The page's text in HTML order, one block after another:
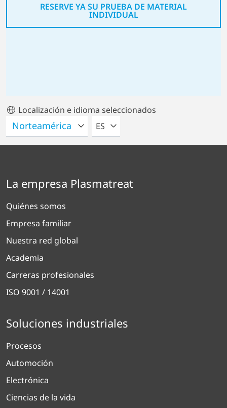
RESERVE YA SU PRUEBA DE MATERIAL
INDIVIDUAL
Localización e idioma seleccionados
POR FAVOR SELECCIONE UN
ES
La empresa Plasmatreat
Quiénes somos
Empresa familiar
Nuestra red global
Academia
Carreras profesionales
ISO 9001 / 14001
Soluciones industriales
Procesos
Automoción
Electrónica
Ciencias de la vida